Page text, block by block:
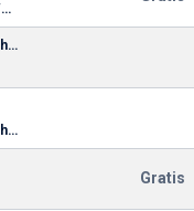
Monopoli Youth
Ascoli Picchio
Ascoli Picchio
Gratis